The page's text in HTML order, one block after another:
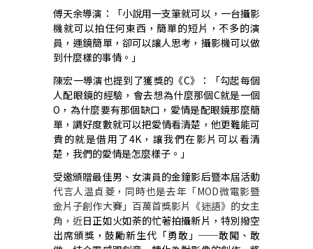
傅天余導演：「小說用一支筆就可以，一台攝影
機就可以拍任何東西，簡單的短片，不多的演
員，運鏡簡單，卻可以讓人思考，攝影機可以做
到什麼樣的事情。」
陳宏一導演也提到了獲獎的《C》：「勾起每個
人配眼鏡的經驗，會去想為什麼那個C就是一個
O ，為什麼要有那個缺口，愛情是配眼鏡那麼簡
單，調好度數就可以把愛情看清楚，他更難能可
貴的就是借用了4K，讓我們在影片可以看清
楚，我們的愛情是怎麼樣子。」
受邀頒贈最佳男、女演員的金鐘影后暨本屆活動
代言人温貞菱，同時也是去年「MOD微電影暨
金片子創作大賽」百萬首獎影片《迷語》的女主
角，近日正如火如荼的忙著拍攝新片，特別撥空
出席頒獎，鼓勵新生代「勇敢」──敢闖、敢